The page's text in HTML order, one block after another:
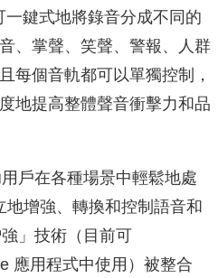
一鍵式地將錄音分成不同的
、掌聲、笑聲、警報、人群
每個音軌都可以單獨控制，
地提高整體聲音衝擊力和品
戶在各種場景中輕鬆地處
增強、轉換和控制語音和
」技術（目前可
應用程式中使用）被整合